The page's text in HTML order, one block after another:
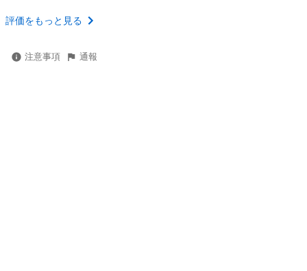
評価をもっと見る
注意事項 通報